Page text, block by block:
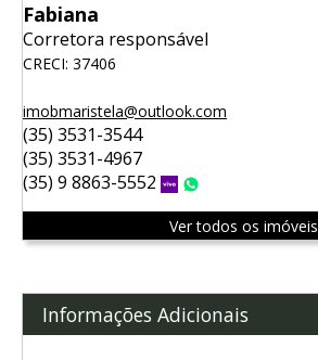
Fabiana
Corretora responsável
CRECI: 37406
imobmaristela@outlook.com
(35) 3531-3544
(35) 3531-4967
(35) 9 8863-5552
Vivo
Ver todos os imóveis
Informações Adicionais